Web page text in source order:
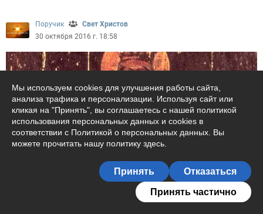
54
Поручик
Свет Христов
30 октября 2016 г. 18:58
В марте 2017 года Русская
Православная Церковь будет
Мы используем cookies для улучшения работы сайта,
анализа трафика и персонализации. Используя сайт или
кликая на "Принять", вы соглашаетесь с нашей политикой
использования персональных данных и cookies в
соответствии с Политикой о персональных данных. Вы
можете прочитать нашу политику здесь
Принять Отказаться
Принять частично